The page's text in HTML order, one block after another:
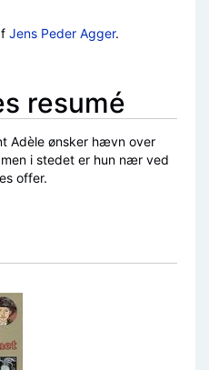
Jens Peder Agger.
resumé
Adèle ønsker hævn over
i stedet er hun nær ved
offer.